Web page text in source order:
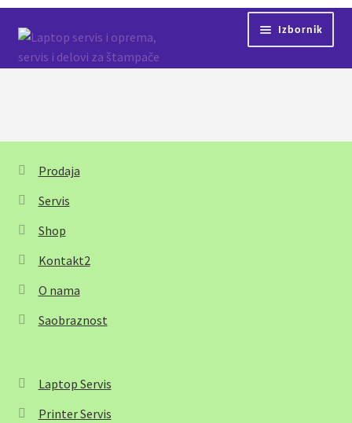
na
navigaciju
na
sadržaj
Izbornik
Početna
Shop
Prodaja
Servis
Shop
Kontakt2
O nama
Saobraznost
Laptop Servis
Printer Servis